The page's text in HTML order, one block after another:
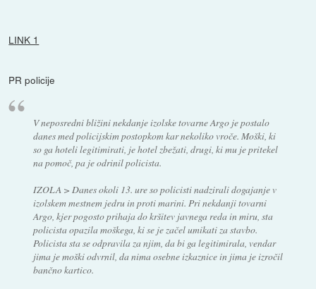
LINK 1
PR policije
V neposredni bližini nekdanje izolske tovarne Argo je postalo
danes med policijskim postopkom kar nekoliko vroče. Moški, ki
so ga hoteli legitimirati, je hotel zbežati, drugi, ki mu je pritekel
na pomoč, pa je odrinil policista.
IZOLA > Danes okoli 13. ure so policisti nadzirali dogajanje v
izolskem mestnem jedru in proti marini. Pri nekdanji tovarni
Argo, kjer pogosto prihaja do kršitev javnega reda in miru, sta
policista opazila moškega, ki se je začel umikati za stavbo.
Policista sta se odpravila za njim, da bi ga legitimirala, vendar
jima je moški odvrnil, da nima osebne izkaznice in jima je izročil
bančno kartico.